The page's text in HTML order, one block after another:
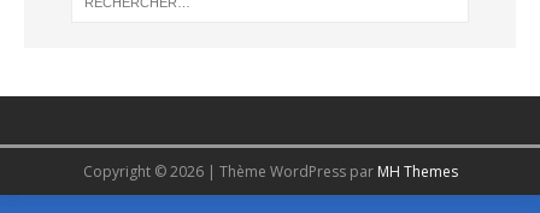
Copyright © 2026 | Thème WordPress par MH Themes